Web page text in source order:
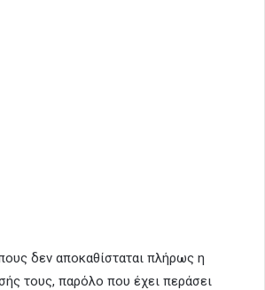
δεν αποκαθίσταται πλήρως η
τους, παρόλο που έχει περάσει